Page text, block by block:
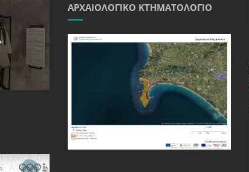
ΑΡΧΑΙΟΛΟΓΙΚΌ ΚΤΗΜΑΤΟΛΌΓΙΟ